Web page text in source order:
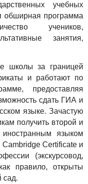
учебных
обширная программа
учеников,
занятия,
школы за границей
и работают по
предоставляя
сдать ГИА и
языке. Зачастую
получить второй и
языком
Cambridge Certificate и
(экскурсовод,
правило, открыты
сад.